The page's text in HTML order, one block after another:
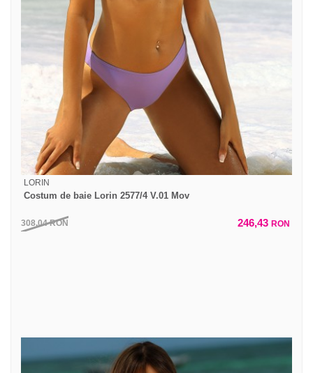
LORIN
Costum de baie Lorin 2577/4 V.01 Mov
308,04RON 246,43 RON